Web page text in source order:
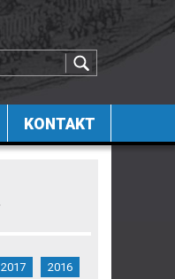
KONTAKT
2017
2016